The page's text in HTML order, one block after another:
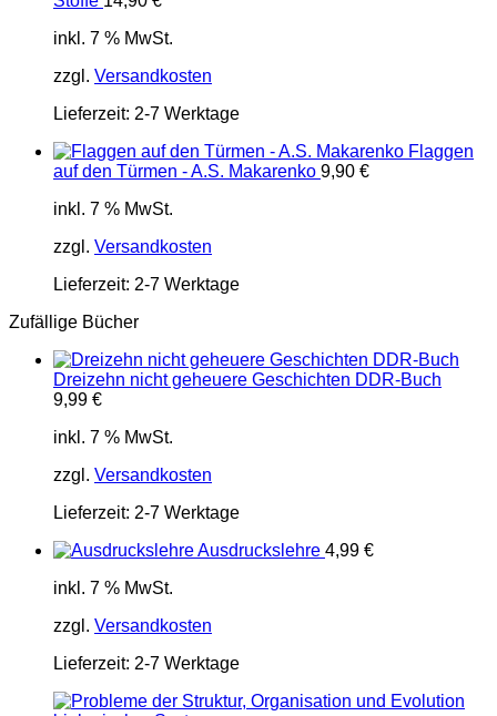
inkl. 7 % MwSt.
zzgl. Versandkosten
Lieferzeit: 2-7 Werktage
Flaggen
auf den Türmen - A.S. Makarenko 9,90 €
inkl. 7 % MwSt.
zzgl. Versandkosten
Lieferzeit: 2-7 Werktage
Zufällige Bücher
Dreizehn nicht geheuere Geschichten DDR-Buch
9,99 €
inkl. 7 % MwSt.
zzgl. Versandkosten
Lieferzeit: 2-7 Werktage
Ausdruckslehre 4,99 €
inkl. 7 % MwSt.
zzgl. Versandkosten
Lieferzeit: 2-7 Werktage